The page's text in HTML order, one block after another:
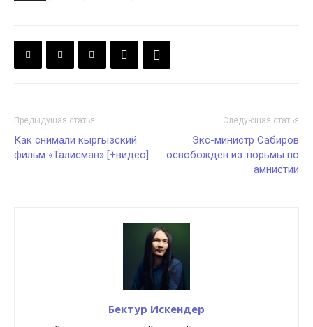
Предыдущая статья
Как снимали кыргызский
фильм «Талисман» [+видео]
Следующая статья
Экс-министр Сабиров
освобожден из тюрьмы по
амнистии
Бектур Искендер